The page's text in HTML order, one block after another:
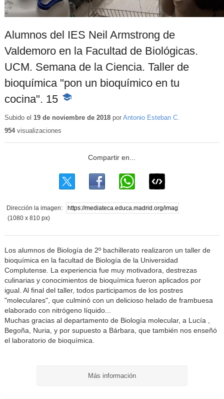
Alumnos del IES Neil Armstrong de
Valdemoro en la Facultad de Biológicas.
UCM. Semana de la Ciencia. Taller de
bioquímica "pon un bioquímico en tu
cocina". 15 -
educativo
Subido el 19 de noviembre de 2018por Antonio Esteban C.
954visualizaciones
Dirección la imagen:
(1080 x 810 px)
Los alumnos de Biología de 2º bachillerato realizaron un taller de
bioquímica en la facultad de Biología de la Universidad
Complutense. La experiencia fue muy motivadora, destrezas
culinarias y conocimientos de bioquímica fueron aplicados por
igual. Al final del taller, todos participamos de los postres
"moleculares", que culminó con un delicioso helado de frambuesa
elaborado con nitrógeno líquido...
Muchas gracias al departamento de Biología molecular, a Lucía ,
Begoña, Nuria, y por supuesto a Bárbara, que también nos enseñó
el laboratorio de bioquímica.
Más información